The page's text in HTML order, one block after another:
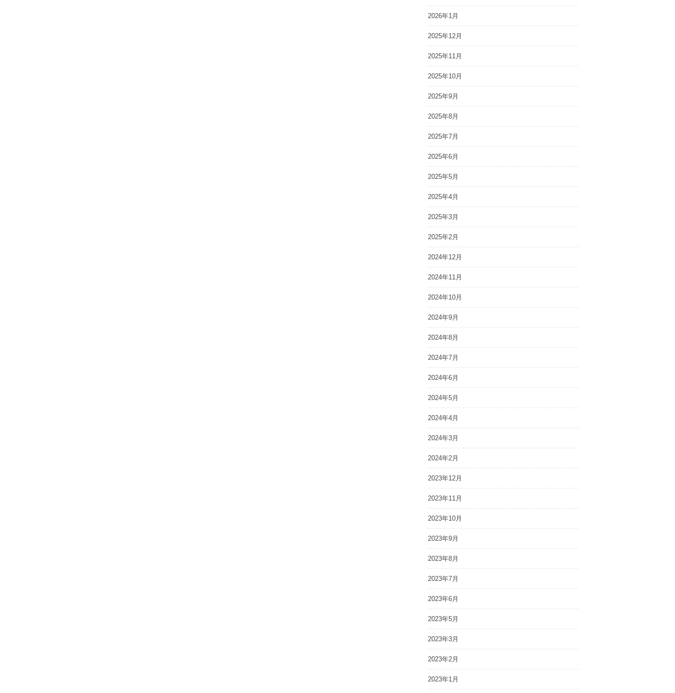
2026年1月
2025年12月
2025年11月
2025年10月
2025年9月
2025年8月
2025年7月
2025年6月
2025年5月
2025年4月
2025年3月
2025年2月
2024年12月
2024年11月
2024年10月
2024年9月
2024年8月
2024年7月
2024年6月
2024年5月
2024年4月
2024年3月
2024年2月
2023年12月
2023年11月
2023年10月
2023年9月
2023年8月
2023年7月
2023年6月
2023年5月
2023年3月
2023年2月
2023年1月